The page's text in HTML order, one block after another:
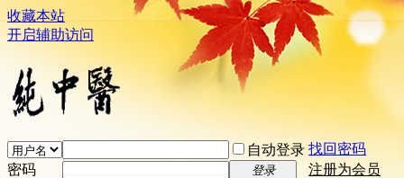
收藏本站
开启辅助访问
自动登录 找回密码
密码
登录
注册为会员